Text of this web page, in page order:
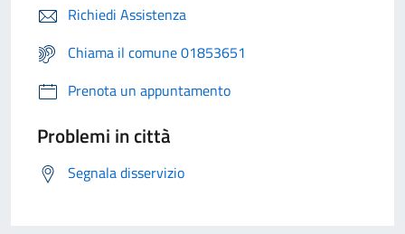
Richiedi Assistenza
Chiama il comune 01853651
Prenota un appuntamento
Problemi in città
Segnala disservizio